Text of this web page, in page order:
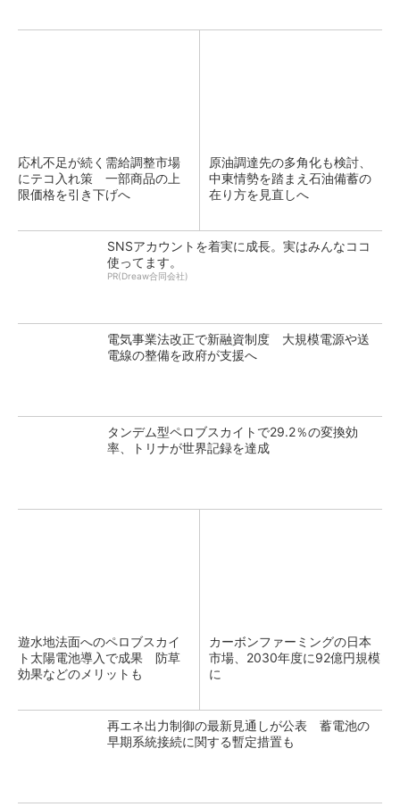
応札不足が続く需給調整市場
にテコ入れ策 一部商品の上
限価格を引き下げへ
原油調達先の多角化も検討、
中東情勢を踏まえ石油備蓄の
在り方を見直しへ
SNSアカウントを着実に成長。実はみんなココ
使ってます。
PR(Dreaw合同会社)
電気事業法改正で新融資制度 大規模電源や送
電線の整備を政府が支援へ
タンデム型ペロブスカイトで29.2％の変換効
率、トリナが世界記録を達成
遊水地法面へのペロブスカイ
ト太陽電池導入で成果 防草
効果などのメリットも
カーボンファーミングの日本
市場、2030年度に92億円規模
に
再エネ出力制御の最新見通しが公表 蓄電池の
早期系統接続に関する暫定措置も